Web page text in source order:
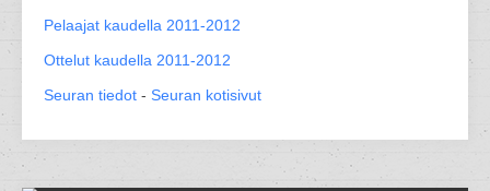
Pelaajat kaudella 2011-2012
Ottelut kaudella 2011-2012
Seuran tiedot - Seuran kotisivut